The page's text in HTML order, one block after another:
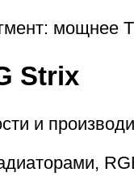
мощнее
Strix
и